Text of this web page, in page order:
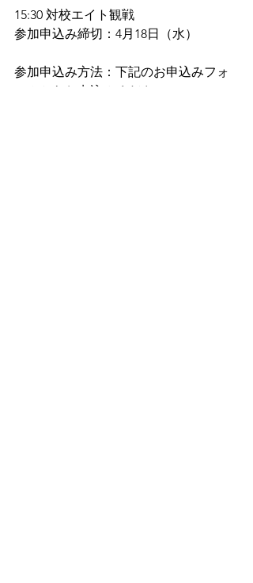
15:30 対校エイト観戦
参加申込み締切：4月18日（水）
参加申込み方法：下記のお申込みフォ
ームからお申込みください。